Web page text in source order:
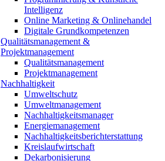
Intelligenz
Online Marketing & Onlinehandel
Digitale Grundkompetenzen
Qualitätsmanagement &
Projektmanagement
Qualitätsmanagement
Projektmanagement
Nachhaltigkeit
Umweltschutz
Umweltmanagement
Nachhaltigkeitsmanager
Energiemanagement
Nachhaltigkeitsberichterstattung
Kreislaufwirtschaft
Dekarbonisierung